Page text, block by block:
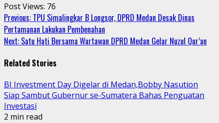
Post Views: 76
Continue
Reading
Previous: TPU Simalingkar B Longsor, DPRD Medan Desak Dinas
Pertamanan Lakukan Pembenahan
Next: Satu Hati Bersama Wartawan DPRD Medan Gelar Nuzul Qur’an
Related Stories
BI Investment Day Digelar di Medan,Bobby Nasution
Siap Sambut Gubernur se-Sumatera Bahas Penguatan
Investasi
2 min read